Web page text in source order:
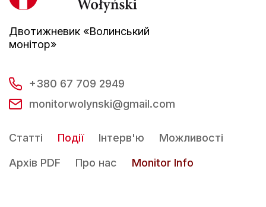
Двотижневик «Волинський
монітор»
+380 67 709 2949
monitorwolynski@gmail.com
Статті Події Інтерв'ю
Можливості
Архів PDF
Про нас Monitor Info